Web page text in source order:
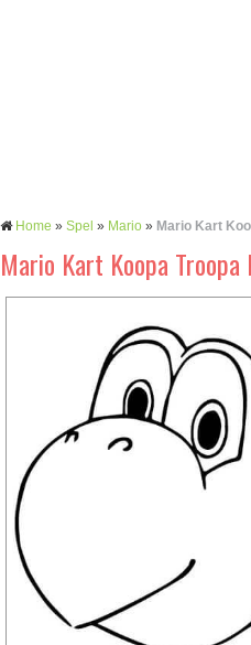
Home » Spel » Mario » Mario Kart
Mario Kart Koopa